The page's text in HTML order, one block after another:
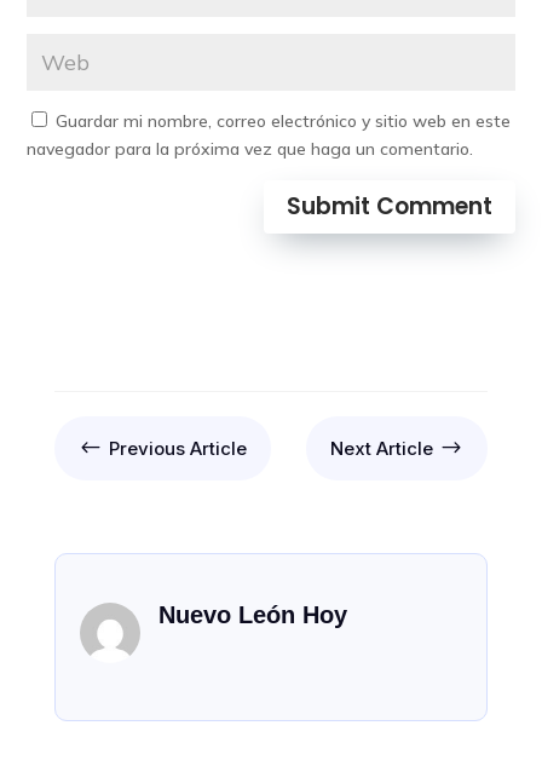
Guardar mi nombre, correo electrónico y sitio web en este
navegador para la próxima vez que haga un comentario.
Submit Comment
# Previous Article Next Article $
Nuevo León Hoy